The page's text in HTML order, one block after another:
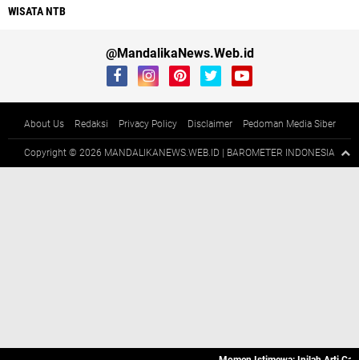
WISATA NTB
@MandalikaNews.Web.id
About Us Redaksi Privacy Policy Disclaimer Pedoman Media Siber
Copyright © 2026 MANDALIKANEWS.WEB.ID | BAROMETER INDONESIA